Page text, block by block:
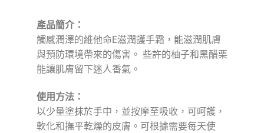
產品簡介：
觸感潤澤的維他命E滋潤護手霜，能滋潤肌膚
與預防環境帶來的傷害。 些許的柚子和黑醋栗
能讓肌膚留下迷人香氣。
使用方法：
以少量塗抹於手中，並按摩至吸收，可呵護，
軟化和撫平乾燥的皮膚。可根據需要每天使